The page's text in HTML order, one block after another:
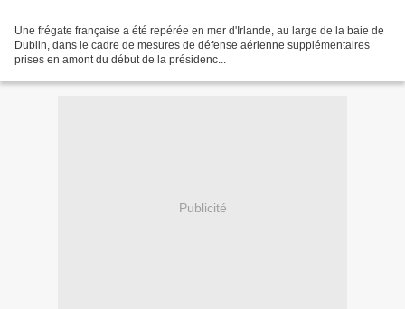
Une frégate française a été repérée en mer d'Irlande, au large de la baie de
Dublin, dans le cadre de mesures de défense aérienne supplémentaires
prises en amont du début de la présidenc...
Publicité